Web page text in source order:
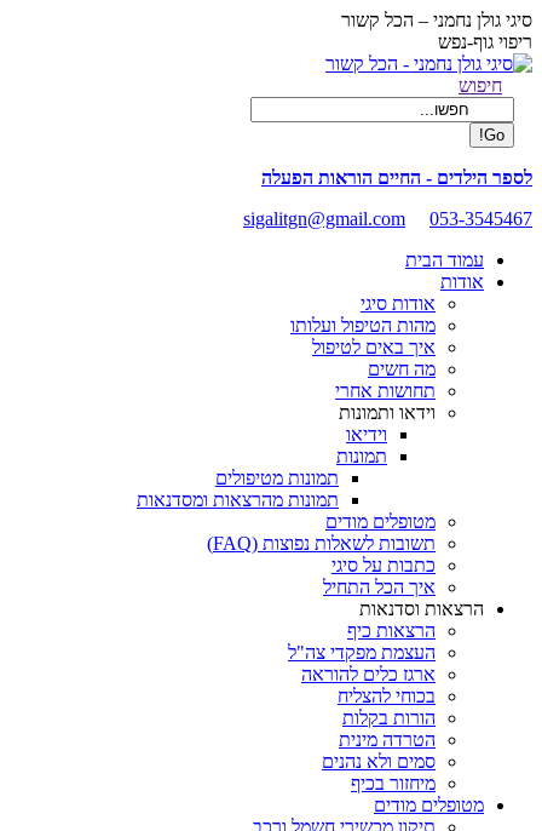
Skip
to
content
סיגי גולן נחמני – הכל קשור
ריפוי גוף-נפש
Facebook
opens
new
window
Search:
חיפוש
לספר הילדים - החיים הוראות הפעלה
sigalitgn@gmail.com
053-3545467
עמוד הבית
אודות
אודות סיגי
מהות הטיפול ועלותו
איך באים לטיפול
מה חשים
תחושות אחרי
וידאו ותמונות
וידיאו
תמונות
תמונות מטיפולים
תמונות מהרצאות ומסדנאות
מטופלים מודים
תשובות לשאלות נפוצות (FAQ)
כתבות על סיגי
איך הכל התחיל
הרצאות וסדנאות
הרצאות כיף
העצמת מפקדי צה"ל
ארגז כלים להוראה
בכוחי להצליח
הורות בקלות
הטרדה מינית
סמים ולא נהנים
מיחזור בכיף
מטופלים מודים
תיקון מכשירי חשמל ורכב